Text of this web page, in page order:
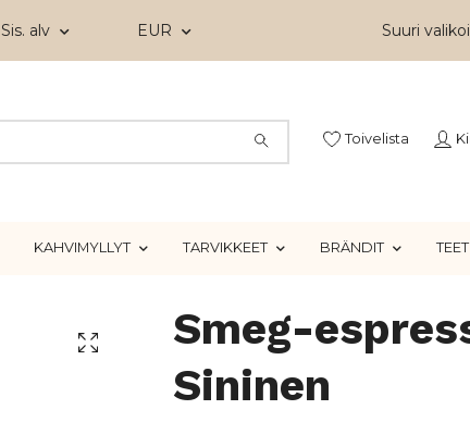
Sis. alv EUR Suuri
Toivelista
KAHVIMYLLYT TARVIKKEET BRÄNDIT TEET
Smeg-
Sininen